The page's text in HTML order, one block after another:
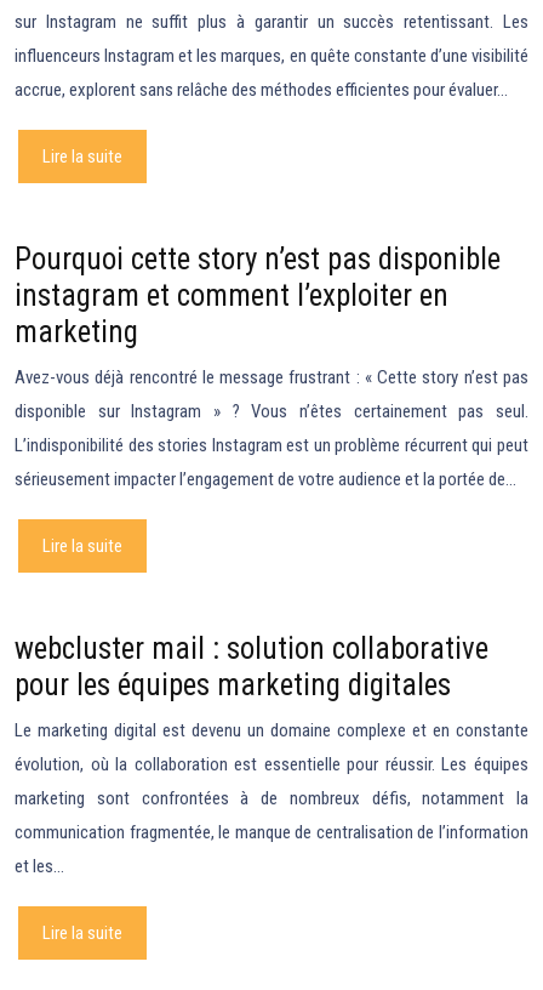
sur Instagram ne suffit plus à garantir un succès retentissant. Les
influenceurs Instagram et les marques, en quête constante d’une visibilité
accrue, explorent sans relâche des méthodes efficientes pour évaluer…
Lire la suite
Pourquoi cette story n’est pas disponible
instagram et comment l’exploiter en
marketing
Avez-vous déjà rencontré le message frustrant : « Cette story n’est pas
disponible sur Instagram » ? Vous n’êtes certainement pas seul.
L’indisponibilité des stories Instagram est un problème récurrent qui peut
sérieusement impacter l’engagement de votre audience et la portée de…
Lire la suite
webcluster mail : solution collaborative
pour les équipes marketing digitales
Le marketing digital est devenu un domaine complexe et en constante
évolution, où la collaboration est essentielle pour réussir. Les équipes
marketing sont confrontées à de nombreux défis, notamment la
communication fragmentée, le manque de centralisation de l’information
et les…
Lire la suite